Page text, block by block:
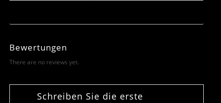
Bewertungen
There are no reviews yet.
Schreiben Sie die erste